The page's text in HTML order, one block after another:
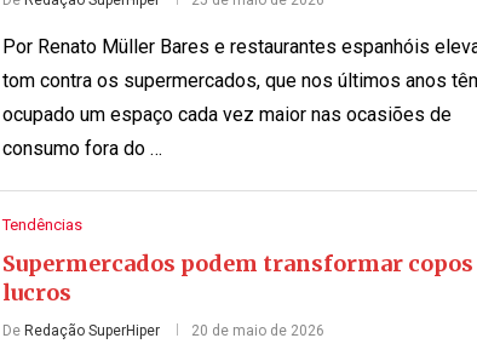
Por Renato Müller Bares e restaurantes espanhóis
tom contra os supermercados, que nos últimos anos
ocupado um espaço cada vez maior nas ocasiões de
consumo fora do …
Tendências
Supermercados podem transformar copos
lucros
De Redação SuperHiper 20 de maio de 2026